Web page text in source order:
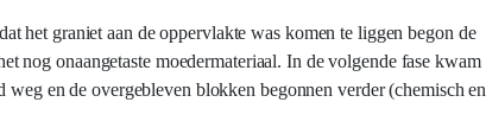
het graniet aan de oppervlakte was komen te liggen begon de
nog onaangetaste moedermateriaal. In de volgende fase kwam
en de overgebleven blokken begonnen verder (chemisch en